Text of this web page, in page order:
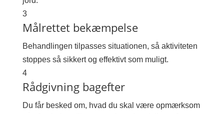
3
Målrettet bekæmpelse
Behandlingen tilpasses situationen, så aktiviteten
stoppes så sikkert og effektivt som muligt.
4
Rådgivning bagefter
Du får besked om, hvad du skal være opmærksom